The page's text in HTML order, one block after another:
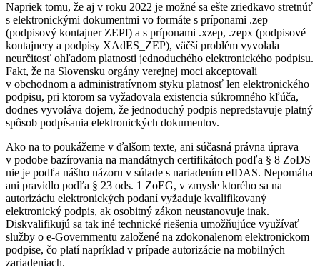
Napriek tomu, že aj v roku 2022 je možné sa ešte zriedkavo stretnúť
s elektronickými dokumentmi vo formáte s príponami .zep
(podpisový kontajner ZEPf) a s príponami .xzep, .zepx (podpisové
kontajnery a podpisy XAdES_ZEP), väčší problém vyvolala
neurčitosť ohľadom platnosti jednoduchého elektronického podpisu.
Fakt, že na Slovensku orgány verejnej moci akceptovali
v obchodnom a administratívnom styku platnosť len elektronického
podpisu, pri ktorom sa vyžadovala existencia súkromného kľúča,
dodnes vyvoláva dojem, že jednoduchý podpis nepredstavuje platný
spôsob podpísania elektronických dokumentov.
Ako na to poukážeme v ďalšom texte, ani súčasná právna úprava
v podobe bazírovania na mandátnych certifikátoch podľa § 8 ZoDS
nie je podľa nášho názoru v súlade s nariadením eIDAS. Nepomáha
ani pravidlo podľa § 23 ods. 1 ZoEG, v zmysle ktorého sa na
autorizáciu elektronických podaní vyžaduje kvalifikovaný
elektronický podpis, ak osobitný zákon neustanovuje inak.
Diskvalifikujú sa tak iné technické riešenia umožňujúce využívať
služby o e-Governmentu založené na zdokonalenom elektronickom
podpise, čo platí napríklad v prípade autorizácie na mobilných
zariadeniach.